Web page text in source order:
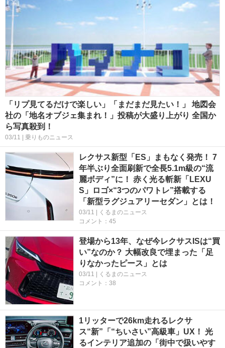
「リプ見てるだけで楽しい」「まだまだ見たい！」 地図会
社の「地名オブジェ集まれ！」投稿が大盛り上がり 全国か
ら写真殺到！
03/11 | 乗りものニュース
レクサス新型「ES」まもなく発売！ 7
年半ぶり全面刷新で全長5.1m級の“流
麗ボディ”に！ 赤く光る斬新「LEXU
S」ロゴ×“3つのパワトレ”搭載する
「新型ラグジュアリーセダン」とは！
03/11 | くるまのニュース
コメント：45
登場から13年、なぜ今レクサスISは“買
い”なのか？ 大幅改良で埋まった「足
りなかったピース」とは
03/11 | くるまのニュース
コメント：38
1リッターで26km走れるレクサ
ス“新”「“ちいさい”高級車」UX！ 光
るインテリア追加の「街中で扱いやす